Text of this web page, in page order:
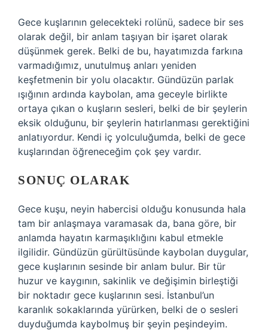
Gece kuşlarının gelecekteki rolünü, sadece bir ses
olarak değil, bir anlam taşıyan bir işaret olarak
düşünmek gerek. Belki de bu, hayatımızda farkına
varmadığımız, unutulmuş anları yeniden
keşfetmenin bir yolu olacaktır. Gündüzün parlak
ışığının ardında kaybolan, ama geceyle birlikte
ortaya çıkan o kuşların sesleri, belki de bir şeylerin
eksik olduğunu, bir şeylerin hatırlanması gerektiğini
anlatıyordur. Kendi iç yolculuğumda, belki de gece
kuşlarından öğreneceğim çok şey vardır.
SONUÇ OLARAK
Gece kuşu, neyin habercisi olduğu konusunda hala
tam bir anlaşmaya varamasak da, bana göre, bir
anlamda hayatın karmaşıklığını kabul etmekle
ilgilidir. Gündüzün gürültüsünde kaybolan duygular,
gece kuşlarının sesinde bir anlam bulur. Bir tür
huzur ve kaygının, sakinlik ve değişimin birleştiği
bir noktadır gece kuşlarının sesi. İstanbul’un
karanlık sokaklarında yürürken, belki de o sesleri
duyduğumda kaybolmuş bir şeyin peşindeyim.